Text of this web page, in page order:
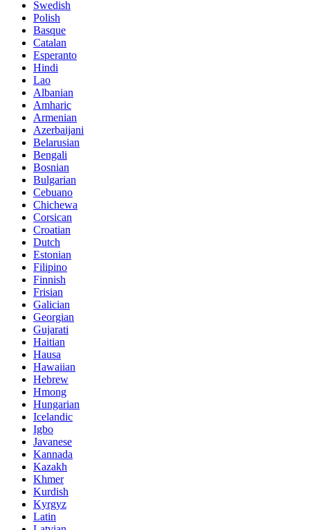
Swedish
Polish
Basque
Catalan
Esperanto
Hindi
Lao
Albanian
Amharic
Armenian
Azerbaijani
Belarusian
Bengali
Bosnian
Bulgarian
Cebuano
Chichewa
Corsican
Croatian
Dutch
Estonian
Filipino
Finnish
Frisian
Galician
Georgian
Gujarati
Haitian
Hausa
Hawaiian
Hebrew
Hmong
Hungarian
Icelandic
Igbo
Javanese
Kannada
Kazakh
Khmer
Kurdish
Kyrgyz
Latin